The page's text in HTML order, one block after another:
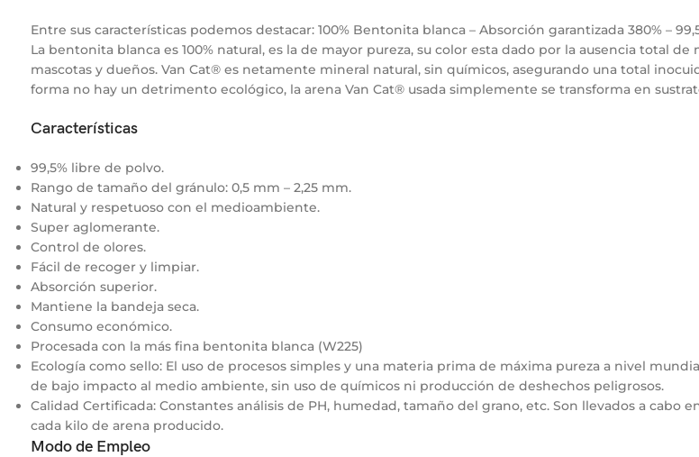
Entre sus características podemos destacar: 100% Bentonita blanca – Absorción garantizada 380% –
La bentonita blanca es 100% natural, es la de mayor pureza, su color esta dado por la ausencia total
mascotas y dueños. Van Cat® es netamente mineral natural, sin químicos, asegurando una total
forma no hay un detrimento ecológico, la arena Van Cat® usada simplemente se transforma en
Características
99,5% libre de polvo.
Rango de tamaño del gránulo: 0,5 mm – 2,25 mm.
Natural y respetuoso con el medioambiente.
Super aglomerante.
Control de olores.
Fácil de recoger y limpiar.
Absorción superior.
Mantiene la bandeja seca.
Consumo económico.
Procesada con la más fina bentonita blanca (W225)
Ecología como sello: El uso de procesos simples y una materia prima de máxima pureza a nivel
de bajo impacto al medio ambiente, sin uso de químicos ni producción de deshechos peligrosos.
Calidad Certificada: Constantes análisis de PH, humedad, tamaño del grano, etc. Son llevados a
cada kilo de arena producido.
Modo de Empleo